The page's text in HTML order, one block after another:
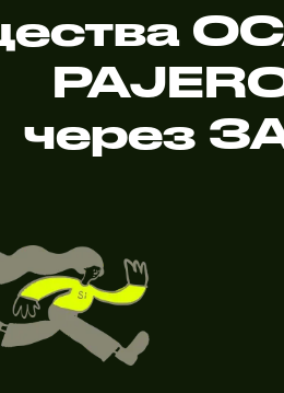
через